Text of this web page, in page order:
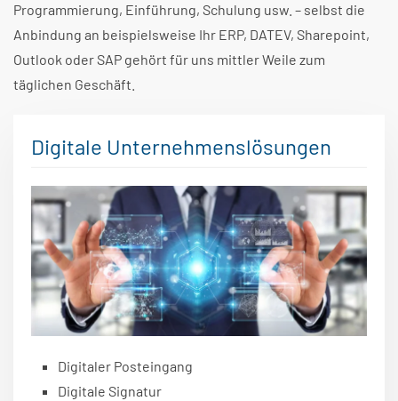
Programmierung, Einführung, Schulung usw. – selbst die
Anbindung an beispielsweise Ihr ERP, DATEV, Sharepoint,
Outlook oder SAP gehört für uns mittler Weile zum
täglichen Geschäft.
Digitale Unternehmenslösungen
Digitaler Posteingang
Digitale Signatur